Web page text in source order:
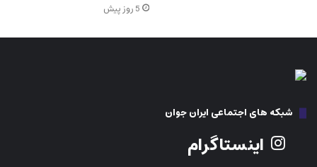
5 روز پیش
شبکه های اجتماعی ایران جوان
اینستاگرام